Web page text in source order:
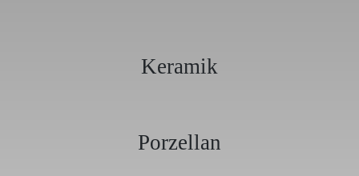
Keramik
Porzellan